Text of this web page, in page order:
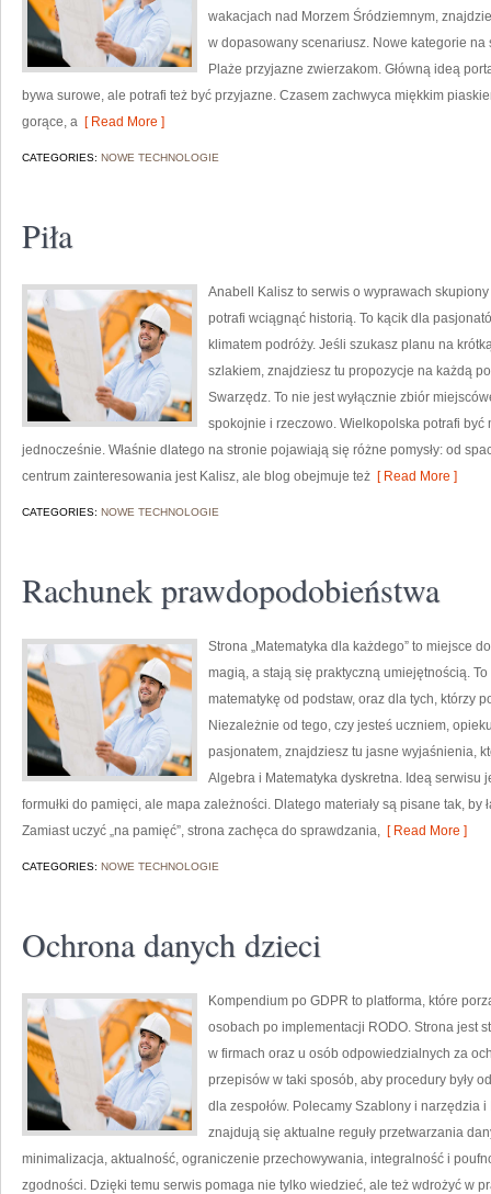
wakacjach nad Morzem Śródziemnym,
w dopasowany scenariusz. Nowe kategorie na
Plaże przyjazne zwierzakom. Główną ideą
bywa surowe, ale potrafi też być przyjazne. Czasem zachwyca miękkim
gorące, a [ Read More ]
CATEGORIES: NOWE TECHNOLOGIE
Piła
Anabell Kalisz to serwis o wyprawach
potrafi wciągnąć historią. To kącik dla
klimatem podróży. Jeśli szukasz planu na
szlakiem, znajdziesz tu propozycje na każdą
Swarzędz. To nie jest wyłącznie zbiór
spokojnie i rzeczowo. Wielkopolska potrafi być
jednocześnie. Właśnie dlatego na stronie pojawiają się różne pomysły: od
centrum zainteresowania jest Kalisz, ale blog obejmuje też [ Read More ]
CATEGORIES: NOWE TECHNOLOGIE
Rachunek prawdopodobieństwa
Strona „Matematyka dla każdego” to miejsce
magią, a stają się praktyczną umiejętnością.
matematykę od podstaw, oraz dla tych, którzy
Niezależnie od tego, czy jesteś uczniem,
pasjonatem, znajdziesz tu jasne wyjaśnienia,
Algebra i Matematyka dyskretna. Ideą serwisu
formułki do pamięci, ale mapa zależności. Dlatego materiały są pisane tak, by
Zamiast uczyć „na pamięć”, strona zachęca do sprawdzania, [ Read More ]
CATEGORIES: NOWE TECHNOLOGIE
Ochrona danych dzieci
Kompendium po GDPR to platforma, które
osobach po implementacji RODO. Strona jest
w firmach oraz u osób odpowiedzialnych za
przepisów w taki sposób, aby procedury były
dla zespołów. Polecamy Szablony i narzędzia
znajdują się aktualne reguły przetwarzania
minimalizacja, aktualność, ograniczenie przechowywania, integralność i
zgodności. Dzięki temu serwis pomaga nie tylko wiedzieć, ale też wdrożyć w